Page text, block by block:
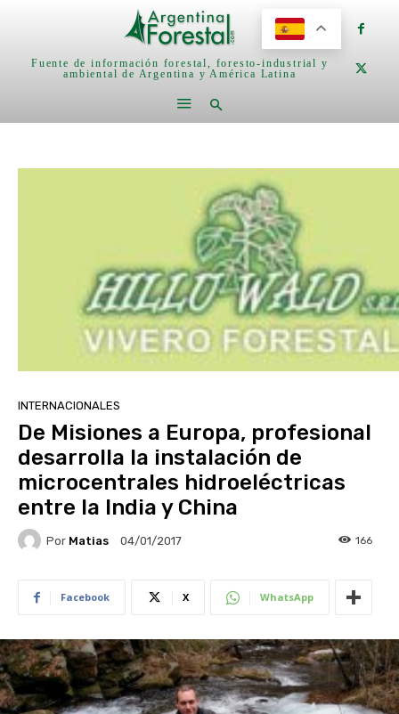
Fuente de información forestal, foresto-industrial y
ambiental de Argentina y América Latina
INTERNACIONALES
De Misiones a Europa, profesional
desarrolla la instalación de
microcentrales hidroeléctricas
entre la India y China
Por Matias 04/01/2017 166
Facebook X WhatsApp